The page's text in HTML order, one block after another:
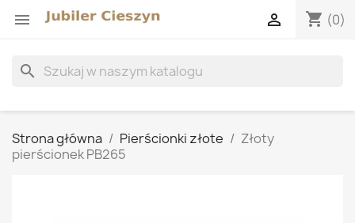
 shopping_cart (0)

search
Strona główna Pierścionki złote
Złoty
pierścionek PB265